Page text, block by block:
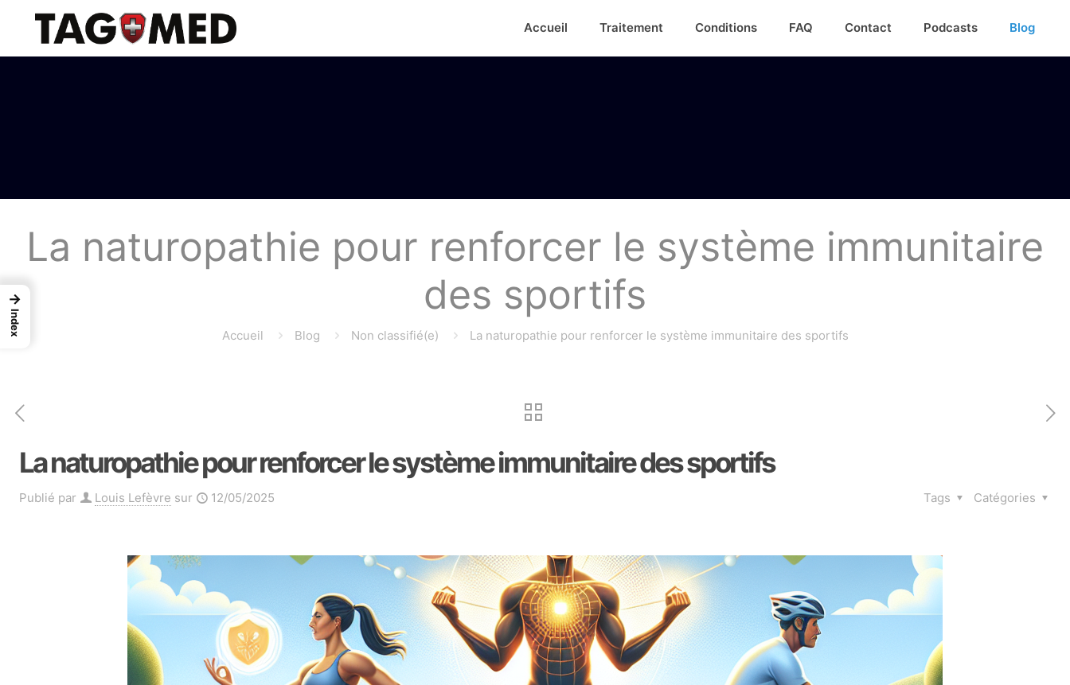
Accueil Traitement Conditions FAQ Contact Podcasts Blog
La naturopathie pour renforcer le système immunitaire
des sportifs
Accueil Blog Non classifié(e) La naturopathie pour renforcer le système immunitaire des sportifs
La naturopathie pour renforcer le système immunitaire des sportifs
Publié par Louis Lefèvre sur 12/05/2025 Catégories
Tags
→
Index